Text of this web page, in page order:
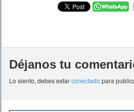
Déjanos tu
Lo siento, debes estarconectado para